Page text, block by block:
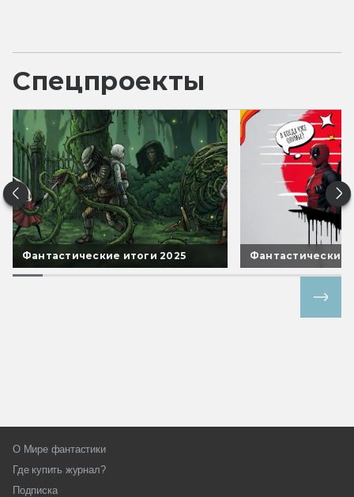
Спецпроекты
Фантастические итоги 2025 Фантастические
О Мире фантастики
Где купить журнал?
Подписка